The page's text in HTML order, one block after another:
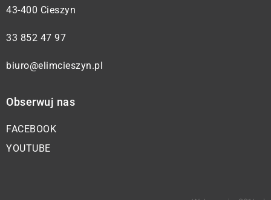
43-400 Cieszyn
33 852 47 97
biuro@elimcieszyn.pl
Obserwuj nas
FACEBOOK
YOUTUBE